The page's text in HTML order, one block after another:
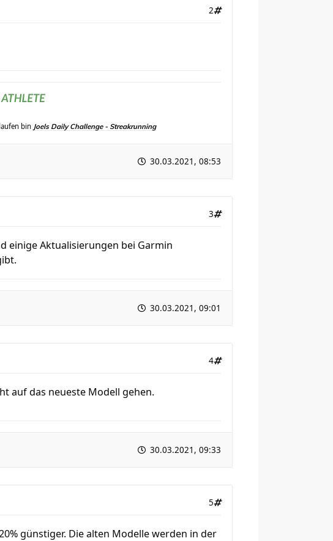
2
bin Joels Daily Challenge - Streakrunning
30.03.2021, 08:53
3
einige Aktualisierungen bei Garmin
30.03.2021, 09:01
4
auf das neueste Modell gehen.
30.03.2021, 09:33
5
günstiger. Die alten Modelle werden in der